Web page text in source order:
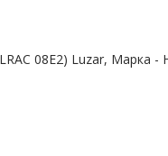
08E2) Luzar, Марка -